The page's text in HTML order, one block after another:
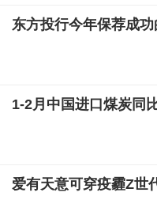
东方投行今年保荐成功
1-2月中国进口煤炭同
爱有天意可穿疫霾Z世